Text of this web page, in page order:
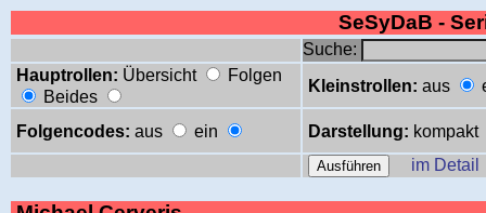
SeSyDaB -
Suche:
Hauptrollen: Übersicht
Folgen
Beides
Kleinstrollen: aus
Folgencodes: aus ein Darstellung: kompakt
im Detail